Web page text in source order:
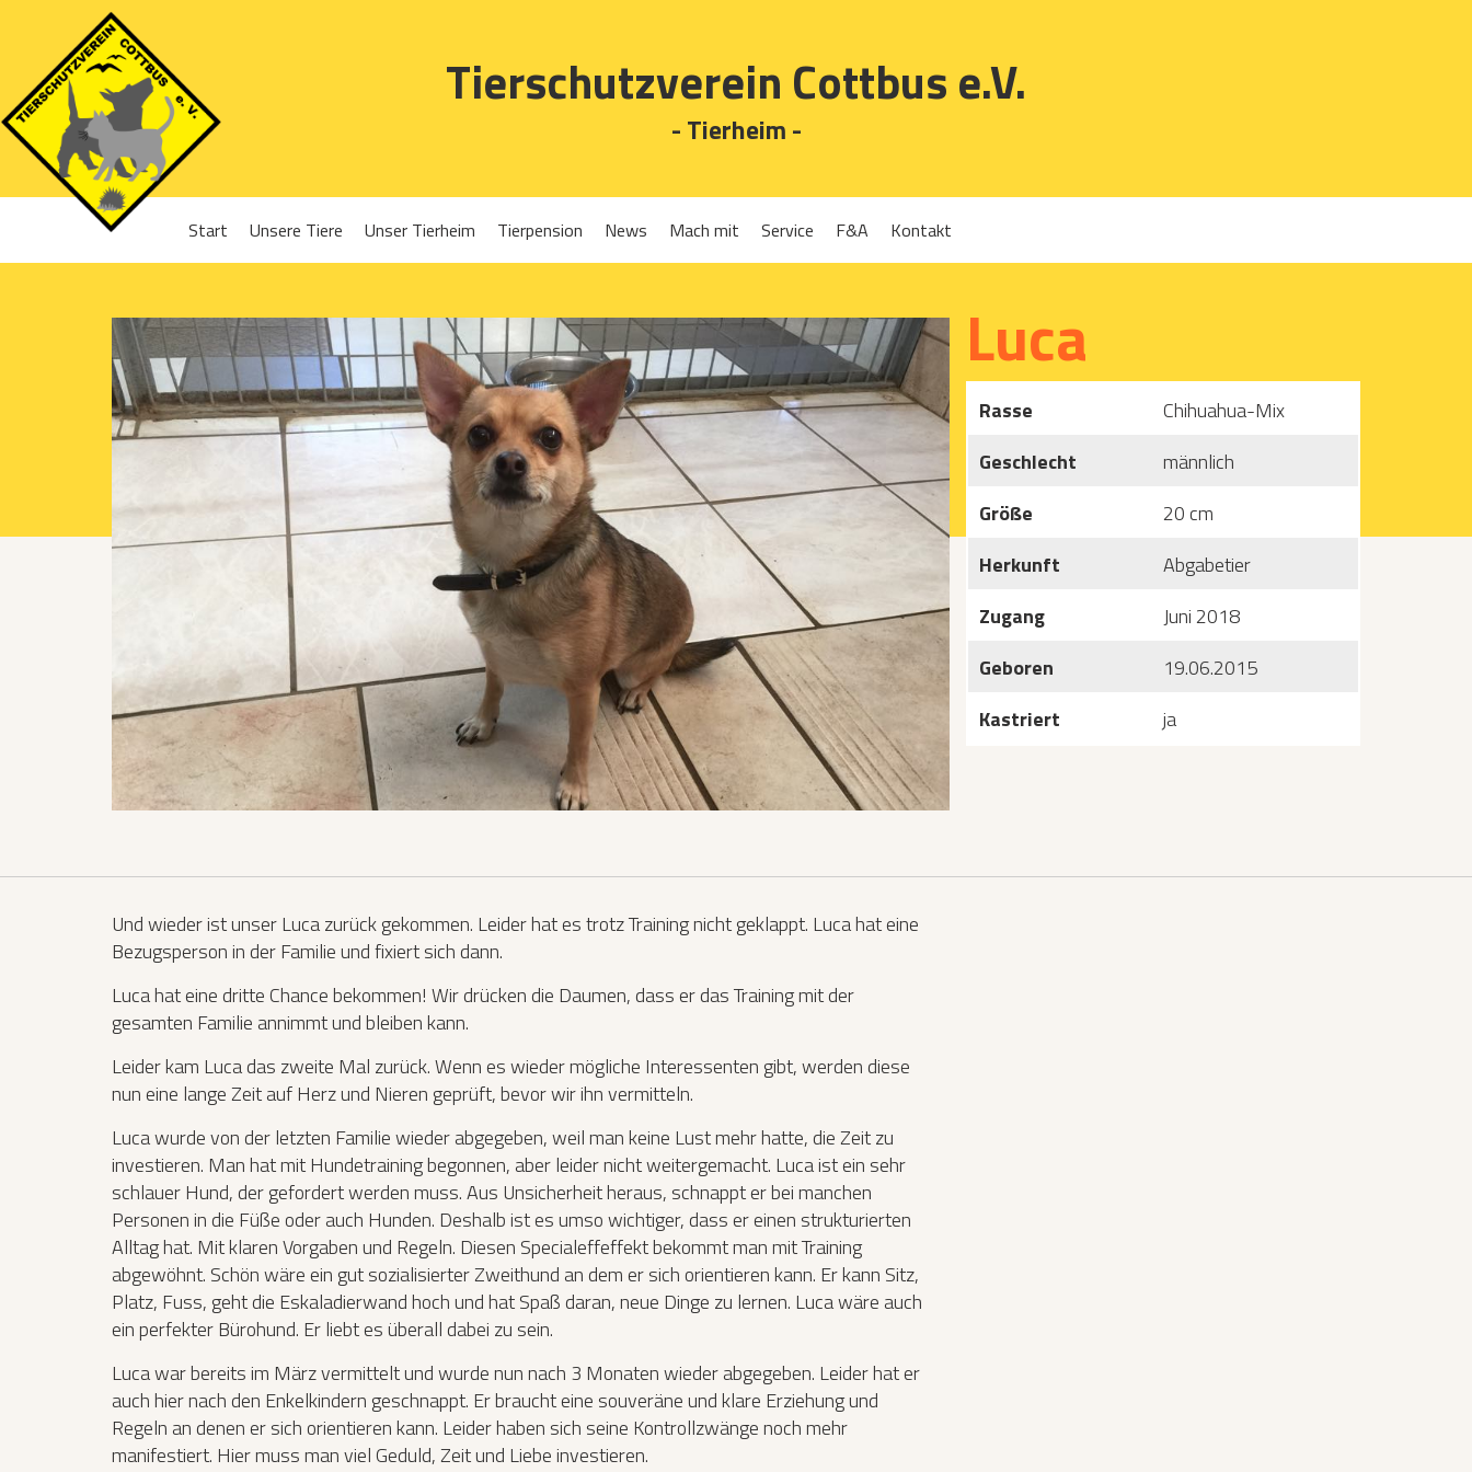
Tierschutzverein Cottbus e.V.
- Tierheim -
Start Unsere Tiere
Katzen
Kleintiere
Unser Tierheim
Projekte 2017
Projekte 2018
Projekte 2019
Projekte 2020
Projekte 2021
Projekte 2022
Projekte 2023
Projekte 2024
Organisation
Tierpension News Mach mit
Ehrenamt
Gassigehen
Patenschaften
Katzen­futterplätze
Testament
Katzen vorlesen
Service
Tierpension
F&A Kontakt
Luca
Rasse
Chihuahua-Mix
Geschlecht
männlich
Größe
20 cm
Herkunft
Abgabetier
Zugang
Juni 2018
Geboren
19.06.2015
Kastriert
ja
Und wieder ist unser Luca zurück gekommen. Leider hat es trotz Training nicht geklappt. Luca hat eine
Bezugsperson in der Familie und fixiert sich dann.
Luca hat eine dritte Chance bekommen! Wir drücken die Daumen, dass er das Training mit der
gesamten Familie annimmt und bleiben kann.
Leider kam Luca das zweite Mal zurück. Wenn es wieder mögliche Interessenten gibt, werden diese
nun eine lange Zeit auf Herz und Nieren geprüft, bevor wir ihn vermitteln.
Luca wurde von der letzten Familie wieder abgegeben, weil man keine Lust mehr hatte, die Zeit zu
investieren. Man hat mit Hundetraining begonnen, aber leider nicht weitergemacht. Luca ist ein sehr
schlauer Hund, der gefordert werden muss. Aus Unsicherheit heraus, schnappt er bei manchen
Personen in die Füße oder auch Hunden. Deshalb ist es umso wichtiger, dass er einen strukturierten
Alltag hat. Mit klaren Vorgaben und Regeln. Diesen Specialeffeffekt bekommt man mit Training
abgewöhnt. Schön wäre ein gut sozialisierter Zweithund an dem er sich orientieren kann. Er kann Sitz,
Platz, Fuss, geht die Eskaladierwand hoch und hat Spaß daran, neue Dinge zu lernen. Luca wäre auch
ein perfekter Bürohund. Er liebt es überall dabei zu sein.
Luca war bereits im März vermittelt und wurde nun nach 3 Monaten wieder abgegeben. Leider hat er
auch hier nach den Enkelkindern geschnappt. Er braucht eine souveräne und klare Erziehung und
Regeln an denen er sich orientieren kann. Leider haben sich seine Kontrollzwänge noch mehr
manifestiert. Hier muss man viel Geduld, Zeit und Liebe investieren.